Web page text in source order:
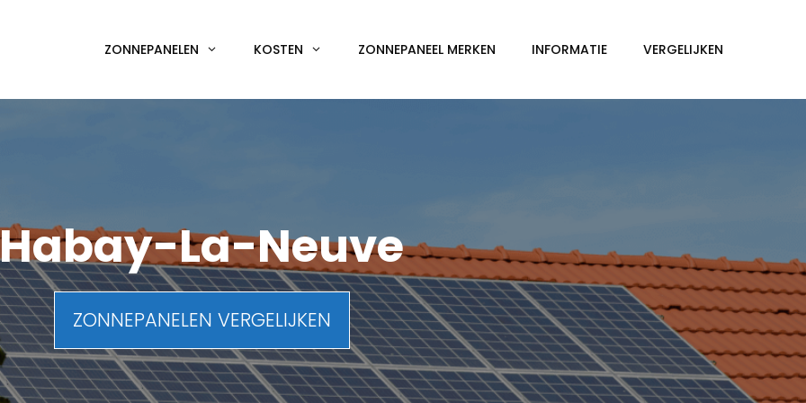
ZONNEPANELEN KOSTEN ZONNEPANEEL MERKEN INFORMATIE VERGELIJKEN
Habay-La-Neuve
ZONNEPANELEN VERGELIJKEN